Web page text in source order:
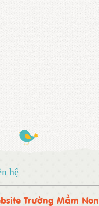
hệ
Trường Mầm Non